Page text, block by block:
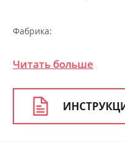
Фабрика:
Цвет (Корпус):
Цвет материала
Стиль
Читать больше